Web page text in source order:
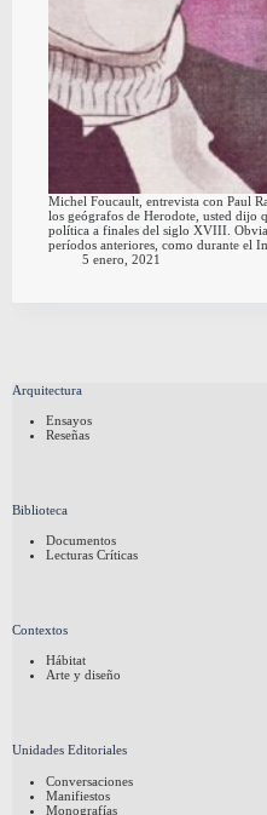
Michel Foucault, entrevista con Paul
los geógrafos de Herodote, usted dijo
política a finales del siglo XVIII.
períodos anteriores, como durante el
5 enero, 2021
Arquitectura
Ensayos
Reseñas
Biblioteca
Documentos
Lecturas Críticas
Contextos
Hábitat
Arte y diseño
Unidades Editoriales
Conversaciones
Manifiestos
Monografías